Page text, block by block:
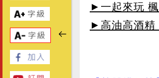
►一起來玩
►高油高酒精